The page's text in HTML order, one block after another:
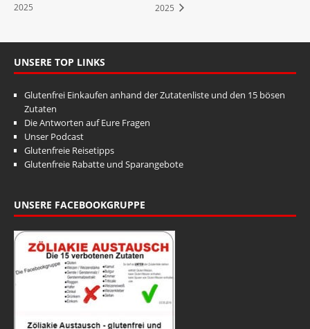
2025
2025
UNSERE TOP LINKS
Glutenfrei Einkaufen anhand der Zutatenliste und den 15 bösen
Zutaten
Die Antworten auf Eure Fragen
Unser Podcast
Glutenfreie Reisetipps
Glutenfreie Rabatte und Sparangebote
UNSERE FACEBOOKGRUPPE